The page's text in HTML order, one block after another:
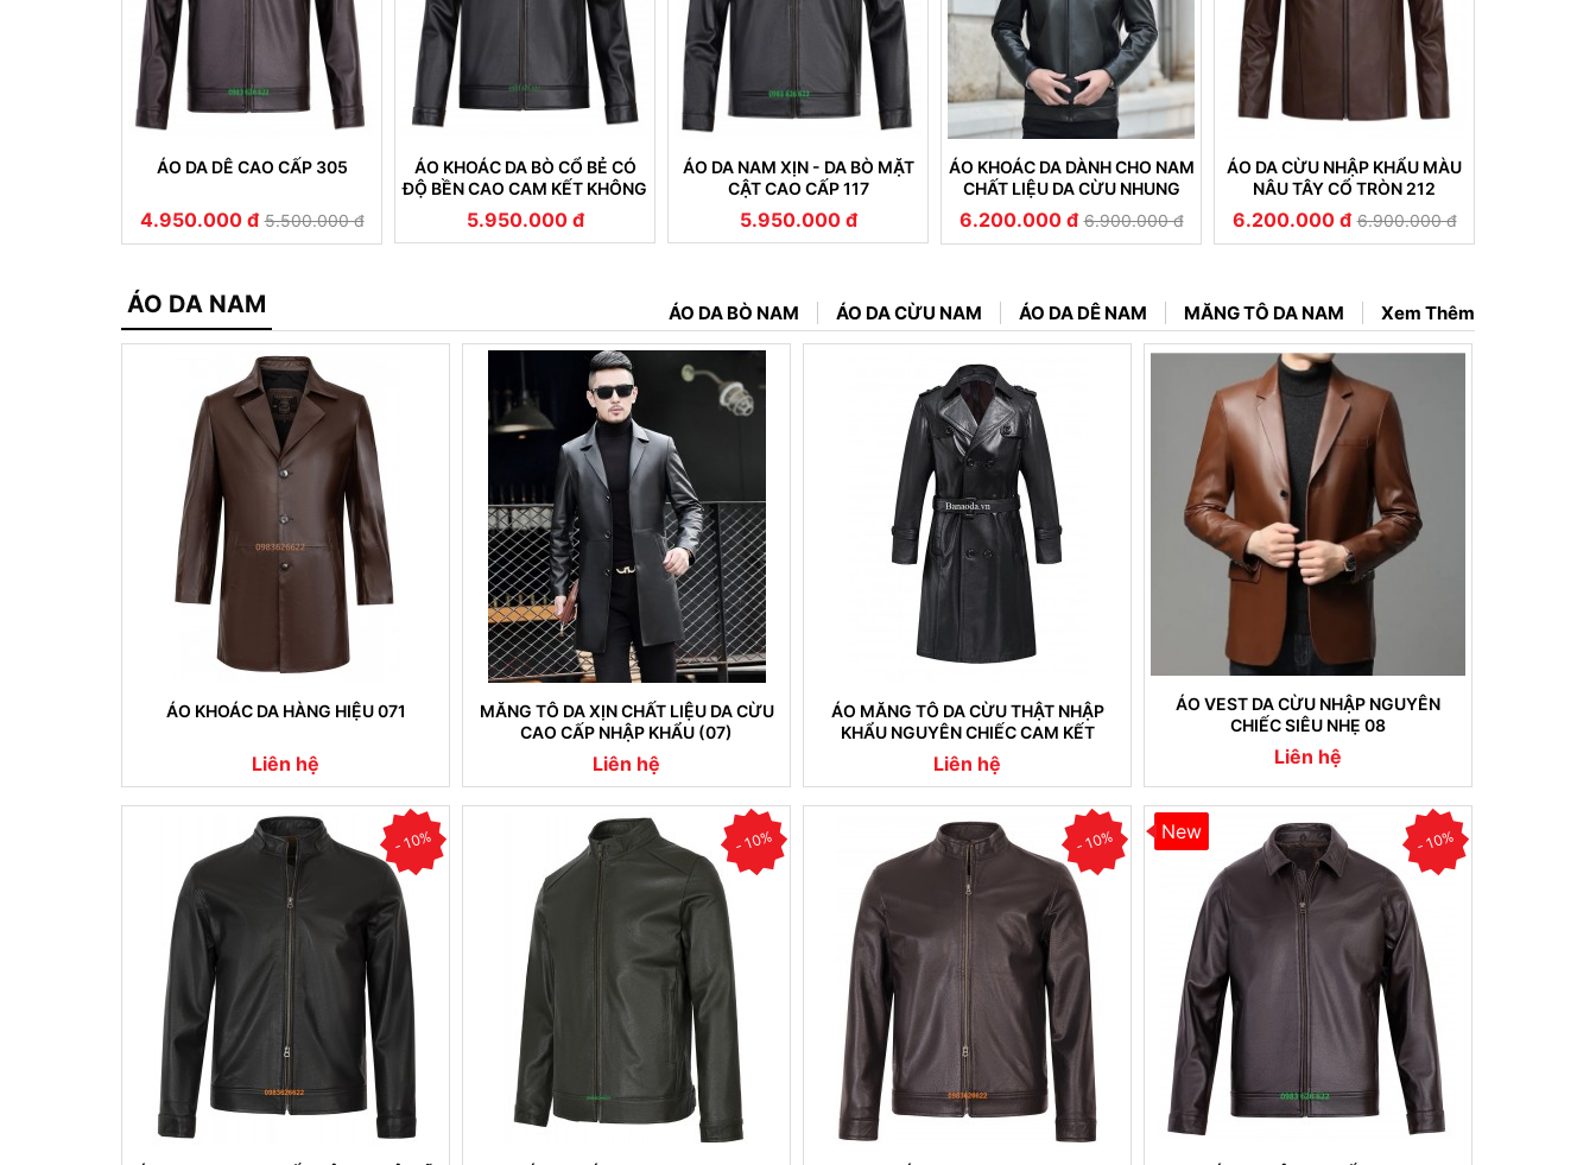
ÁO DA DÊ CAO CẤP 305
4.950.000 đ 5.500.000 đ
ÁO KHOÁC DA BÒ CỔ BẺ CÓ
ĐỘ BỀN CAO CAM KẾT KHÔNG
NỔ DA (101)
5.950.000 đ
ÁO DA NAM XỊN - DA BÒ MẶT
CẬT CAO CẤP 117
5.950.000 đ
ÁO KHOÁC DA DÀNH CHO NAM
CHẤT LIỆU DA CỪU NHUNG
CAO CẤP BỀN ĐẸP (233)
6.200.000 đ 6.900.000 đ
ÁO DA CỪU NHẬP KHẨU MÀU
NÂU TÂY CỔ TRÒN 212
6.200.000 đ 6.900.000 đ
ÁO DA NAM ÁO DA BÒ NAM ÁO DA CỪU NAM ÁO DA DÊ NAM MĂNG TÔ DA NAM Xem Thêm
ÁO KHOÁC DA HÀNG HIỆU 071
Liên hệ
MĂNG TÔ DA XỊN CHẤT LIỆU DA CỪU
CAO CẤP NHẬP KHẨU (07)
Liên hệ
ÁO MĂNG TÔ DA CỪU THẬT NHẬP
KHẨU NGUYÊN CHIẾC CAM KẾT
KHÔNG NỔ DA (04)
Liên hệ
ÁO VEST DA CỪU NHẬP NGUYÊN
CHIẾC SIÊU NHẸ 08
Liên hệ
- 10% - 10% - 10% New - 10%